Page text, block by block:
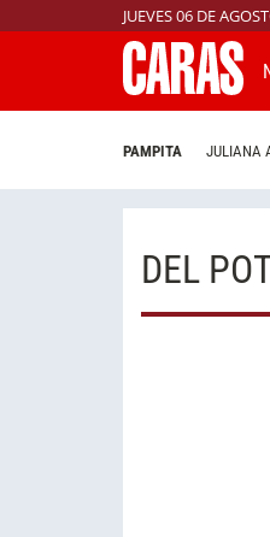
JUEVES 06 DE
PAMPITA JULIANA
DEL